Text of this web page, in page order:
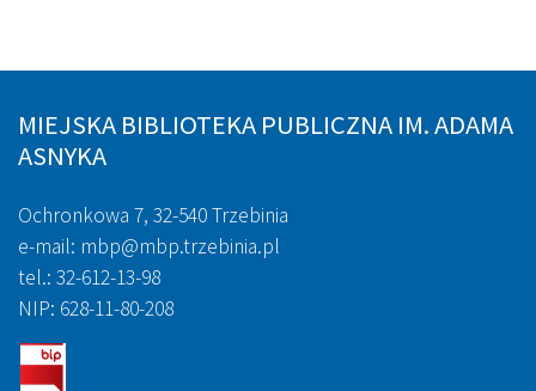
MIEJSKA BIBLIOTEKA PUBLICZNA IM. ADAMA
ASNYKA
Ochronkowa 7, 32-540 Trzebinia
e-mail: mbp@mbp.trzebinia.pl
tel.: 32-612-13-98
NIP: 628-11-80-208